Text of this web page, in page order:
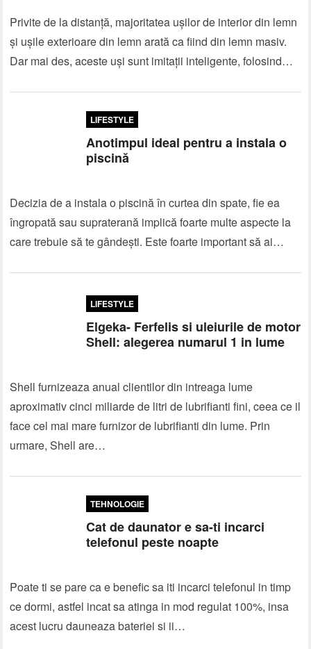
Privite de la distanță, majoritatea ușilor de interior din lemn
și ușile exterioare din lemn arată ca fiind din lemn masiv.
Dar mai des, aceste uși sunt imitații inteligente, folosind…
LIFESTYLE
Anotimpul ideal pentru a instala o
piscină
Decizia de a instala o piscină în curtea din spate, fie ea
îngropată sau supraterană implică foarte multe aspecte la
care trebuie să te gândești. Este foarte important să ai…
LIFESTYLE
Elgeka- Ferfelis si uleiurile de motor
Shell: alegerea numarul 1 in lume
Shell furnizeaza anual clientilor din intreaga lume
aproximativ cinci miliarde de litri de lubrifianti fini, ceea ce il
face cel mai mare furnizor de lubrifianti din lume. Prin
urmare, Shell are…
TEHNOLOGIE
Cat de daunator e sa-ti incarci
telefonul peste noapte
Poate ti se pare ca e benefic sa iti incarci telefonul in timp
ce dormi, astfel incat sa atinga in mod regulat 100%, insa
acest lucru dauneaza bateriei si ii…